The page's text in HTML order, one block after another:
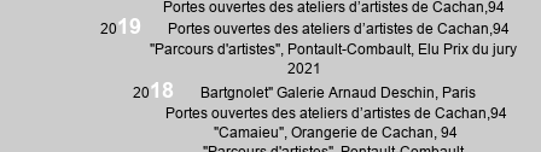
Portes ouvertes des ateliers d’artistes de Cachan,94
2019
Portes ouvertes des ateliers d’artistes de Cachan,94
"Parcours d'artistes", Pontault-Combault, Elu Prix du jury
2021
2018
Bartgnolet" Galerie Arnaud Deschin, Paris
Portes ouvertes des ateliers d’artistes de Cachan,94
"Camaieu", Orangerie de Cachan, 94